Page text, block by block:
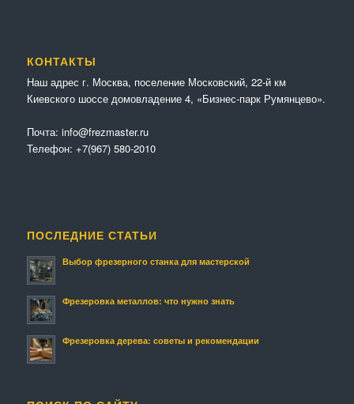
КОНТАКТЫ
Наш адрес г. Москва, поселение Московский, 22-й км
Киевского шоссе домовладение 4, «Бизнес-парк Румянцево».
Почта: info@frezmaster.ru
Телефон: +7(967) 580-2010
ПОСЛЕДНИЕ СТАТЬИ
Выбор фрезерного станка для мастерской
Фрезеровка металлов: что нужно знать
Фрезеровка дерева: советы и рекомендации